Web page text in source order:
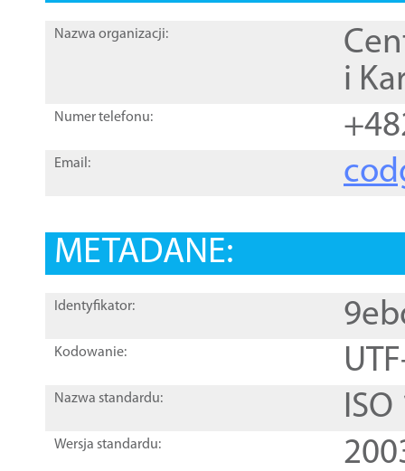
Nazwa organizacji:
i
Numer telefonu:
Email:
METADANE:
Identyfikator:
Kodowanie:
Nazwa standardu:
Wersja standardu: